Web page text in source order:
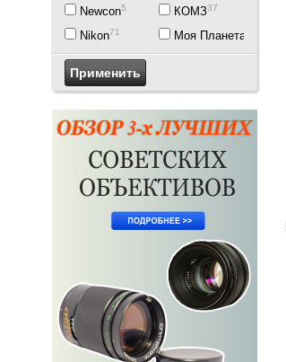
Newcon5
Nikon71
КОМЗ37
Моя Планета